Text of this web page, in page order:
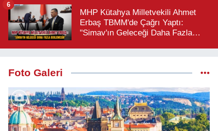
MHP Kütahya Milletvekili Ahmet
Erbaş TBMM'de Çağrı Yaptı:
"Simav'ın Geleceği Daha Fazla
6
Foto Galeri